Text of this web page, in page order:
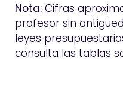
Nota: Cifras
profesor sin
leyes
consulta las tablas